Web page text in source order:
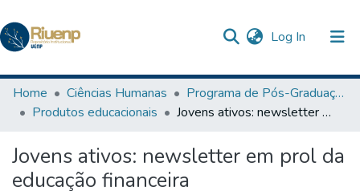
Log In (current)
Communities & Collections
Statistics
Home Ciências Humanas
Programa de Pós-Graduação em Ensino
Produtos educacionais
Jovens ativos: newsletter em prol da educação financeira
Jovens ativos: newsletter em prol da
educação financeira